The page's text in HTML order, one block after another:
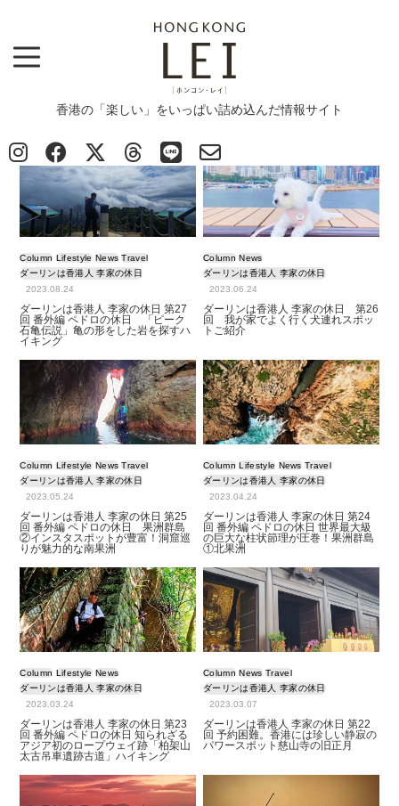
香港の「楽しい」をいっぱい詰め込んだ情報サイト
Column > ダーリンは香港人 李家の休日
ダーリンは香港人 李家の休日
Column Lifestyle News Travel
ダーリンは香港人 李家の休日
2023.08.24
ダーリンは香港人 李家の休日 第27
回 番外編 ペドロの休日 「ピーク
石亀伝説」亀の形をした岩を探すハ
イキング
Column News
ダーリンは香港人 李家の休日
2023.06.24
ダーリンは香港人 李家の休日 第26
回 我が家でよく行く犬連れスポッ
トご紹介
Column Lifestyle News Travel
ダーリンは香港人 李家の休日
2023.05.24
ダーリンは香港人 李家の休日 第25
回 番外編 ペドロの休日 果洲群島
②インスタスポットが豊富！洞窟巡
りが魅力的な南果洲
Column Lifestyle News Travel
ダーリンは香港人 李家の休日
2023.04.24
ダーリンは香港人 李家の休日 第24
回 番外編 ペドロの休日 世界最大級
の巨大な柱状節理が圧巻！果洲群島
①北果洲
Column Lifestyle News
ダーリンは香港人 李家の休日
2023.03.24
ダーリンは香港人 李家の休日 第23
回 番外編 ペドロの休日 知られざる
アジア初のロープウェイ跡「柏架山
太古吊車遺跡古道」ハイキング
Column News Travel
ダーリンは香港人 李家の休日
2023.03.07
ダーリンは香港人 李家の休日 第22
回 予約困難。香港には珍しい静寂の
パワースポット慈山寺の旧正月